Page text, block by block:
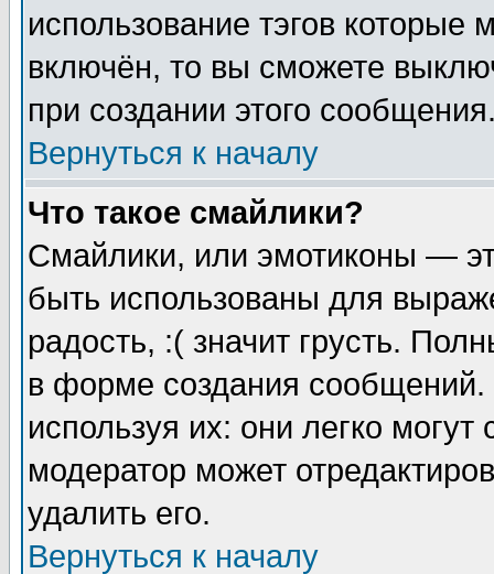
использование тэгов
включён, то вы сможете
при создании этого
Вернуться к началу
Что такое смайлики?
Смайлики, или эмотиконы —
быть использованы для
радость, :( значит грусть.
в форме создания сообщений.
используя их: они легко
модератор может
удалить его.
Вернуться к началу